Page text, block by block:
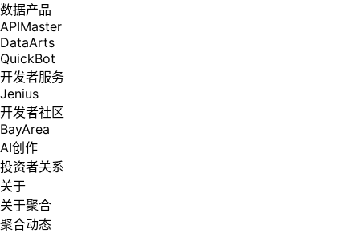
数据产品
APIMaster
DataArts
QuickBot
开发者服务
Jenius
开发者社区
BayArea
AI创作
投资者关系
关于
关于聚合
聚合动态